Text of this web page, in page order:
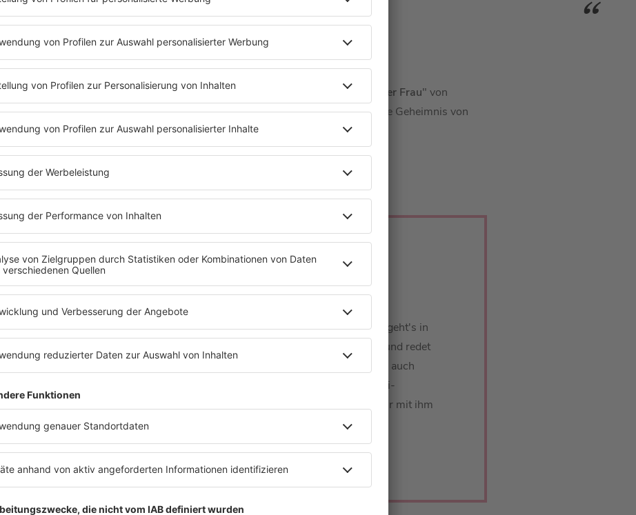
überhaupt nicht verstehen.
MARTIN RÜTTER
Rütter erfahren? Dann hört euch doch mal den Mit den Waffeln einer Frau" von
Rütteran. Dort konnteBarbara Schönebergernoch an das ein oder andere Geheimnis von
ihr die Podcast-Folge mit Martin Rütterganz einfach nachhören:
MARTIN RÜTTER
Tierschutz, Datingshows und Tränendrüsen - darum geht's in
dieser neuen Podcastfolge! Martin Rütter ist zu Gast und redet
nicht nur über seinen Gemüsesuppenfetisch, sondern auch
über seine Tour. Warum er ein Trauma von der Bambi-
Preisverleihung hat und wieso seine Kinder nicht mehr mit ihm
ins Kino gehen wollen, hört ihr in dieser Folge.